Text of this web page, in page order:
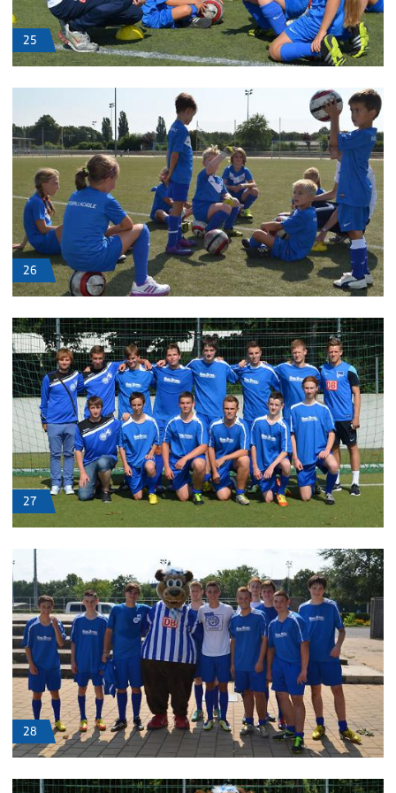
25
26
27
28